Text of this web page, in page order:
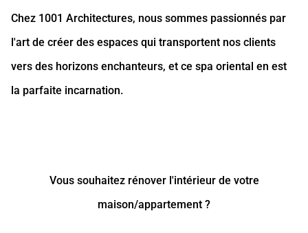
Chez 1001 Architectures, nous sommes passionnés par
l'art de créer des espaces qui transportent nos clients
vers des horizons enchanteurs, et ce spa oriental en est
la parfaite incarnation.
Vous souhaitez rénover l'intérieur de votre
maison/appartement ?